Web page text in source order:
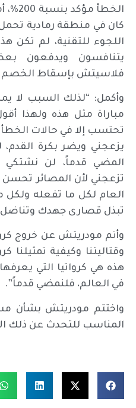
الخطأ
كان في منطقة رمادية تحمل
اللجوء للتقنية، لم تكن
يتنافسون ويدفعون
فلاسيتش بإسقاط الخصم
وأكمل: “لذلك السبب لا
مباراة مثل هذه ولهذا
يزعجني ويضر بكرة القدم،
المضي قدماً، لن نشتكي
تزعجني لأن المصائر تحسن
العام لكل ما تفعله
تبذل قصارى جهدك وتناضل
وأتم مودريتش عن خروج
وقتاليتنا وكيفية تمثيلنا
هذه هي كرواتيا التي
في العالم، فلنمضي قدماً”.
واختتم مودريتش بشأن
المناسب للتحدث عن ذلك